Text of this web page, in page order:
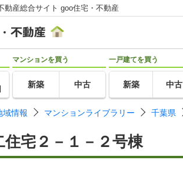
動産総合サイト goo住宅・不動産
マンションを買う
新築 中古
一戸建てを買う
新築 中古
域情報 マンションライブラリー 千葉県
住宅２－１－２号棟